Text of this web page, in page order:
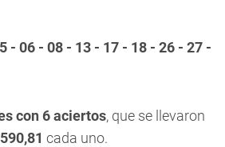
- 06 - 08 - 13 - 17 - 18 - 26 - 27 -
con 6 aciertos, que se llevaron
cada uno.